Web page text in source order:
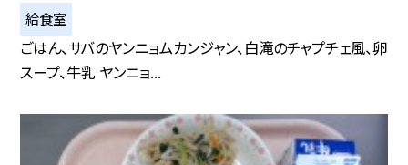
給食室
ごはん、サバのヤンニョムカンジャン、白滝のチャプチェ風、卵
スープ、牛乳 ヤンニョ...